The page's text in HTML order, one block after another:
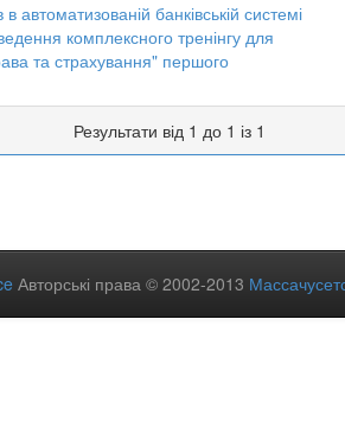
банківській системі
комплексного тренінгу для
та страхування" першого
Результати від 1 до 1 із 1
Авторські права © 2002-2013